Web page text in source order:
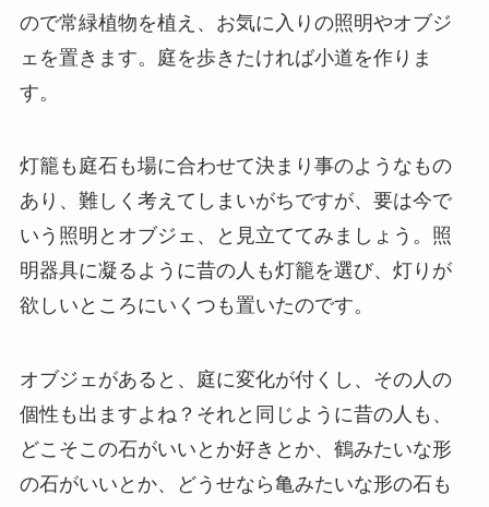
ので常緑植物を植え、お気に入りの照明やオブジ
ェを置きます。庭を歩きたければ小道を作りま
す。
灯籠も庭石も場に合わせて決まり事のようなもの
あり、難しく考えてしまいがちですが、要は今で
いう照明とオブジェ、と見立ててみましょう。照
明器具に凝るように昔の人も灯籠を選び、灯りが
欲しいところにいくつも置いたのです。
オブジェがあると、庭に変化が付くし、その人の
個性も出ますよね？それと同じように昔の人も、
どこそこの石がいいとか好きとか、鶴みたいな形
の石がいいとか、どうせなら亀みたいな形の石も